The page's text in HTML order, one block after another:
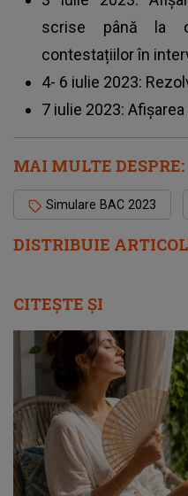
DISTRIBUIE
scrise până la
contestațiilor în
4- 6 iulie 2023:
7 iulie 2023:
MAI MULTE DESPRE:
Simulare BAC 2023
CITEȘTE ȘI